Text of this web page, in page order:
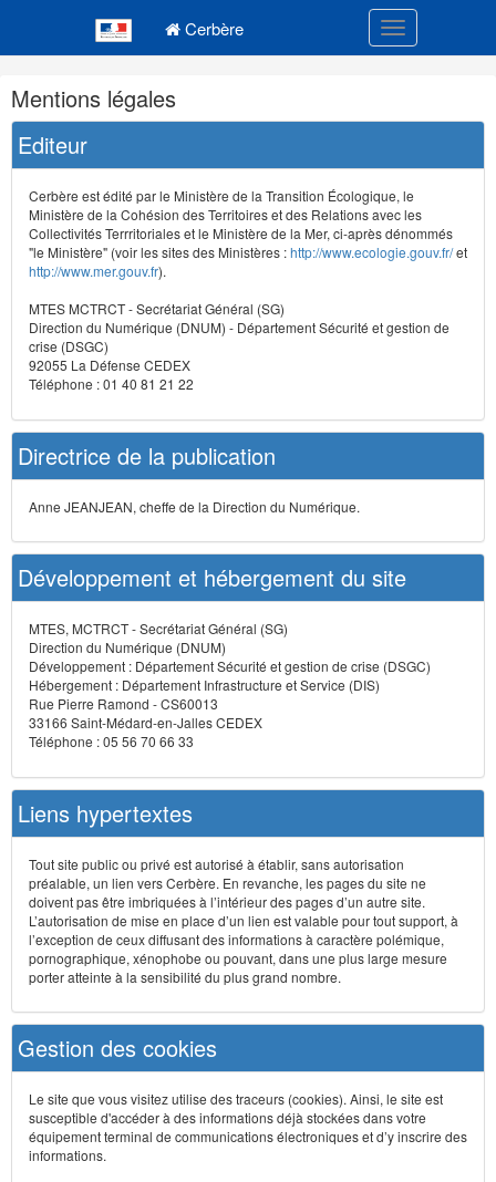
Cerbère Toggle
Navigation
et
outils
annexes
Mentions légales
Editeur
Cerbère est édité par le Ministère de la Transition Écologique, le
Ministère de la Cohésion des Territoires et des Relations avec les
Collectivités Terrritoriales et le Ministère de la Mer, ci-après dénommés
"le Ministère" (voir les sites des Ministères :http://www.ecologie.gouv.fr/et
http://www.mer.gouv.fr).
MTES MCTRCT - Secrétariat Général (SG)
Direction du Numérique (DNUM) - Département Sécurité et gestion de
crise (DSGC)
92055 La Défense CEDEX
Téléphone : 01 40 81 21 22
Directrice de la publication
Anne JEANJEAN, cheffe de la Direction du Numérique.
Développement et hébergement du site
MTES, MCTRCT - Secrétariat Général (SG)
Direction du Numérique (DNUM)
Développement : Département Sécurité et gestion de crise (DSGC)
Hébergement : Département Infrastructure et Service (DIS)
Rue Pierre Ramond - CS60013
33166 Saint-Médard-en-Jalles CEDEX
Téléphone : 05 56 70 66 33
Liens hypertextes
Tout site public ou privé est autorisé à établir, sans autorisation
préalable, un lien vers Cerbère. En revanche, les pages du site ne
doivent pas être imbriquées à l’intérieur des pages d’un autre site.
L’autorisation de mise en place d’un lien est valable pour tout support, à
l’exception de ceux diffusant des informations à caractère polémique,
pornographique, xénophobe ou pouvant, dans une plus large mesure
porter atteinte à la sensibilité du plus grand nombre.
Gestion des cookies
Le site que vous visitez utilise des traceurs (cookies). Ainsi, le site est
susceptible d'accéder à des informations déjà stockées dans votre
équipement terminal de communications électroniques et d’y inscrire des
informations.